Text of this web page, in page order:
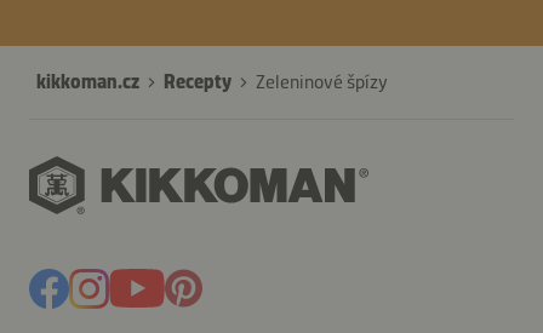
kikkoman.cz Recepty Zeleninové špízy